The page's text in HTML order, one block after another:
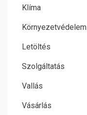
Klíma
Környezetvédelem
Letöltés
Szolgáltatás
Vallás
Vásárlás